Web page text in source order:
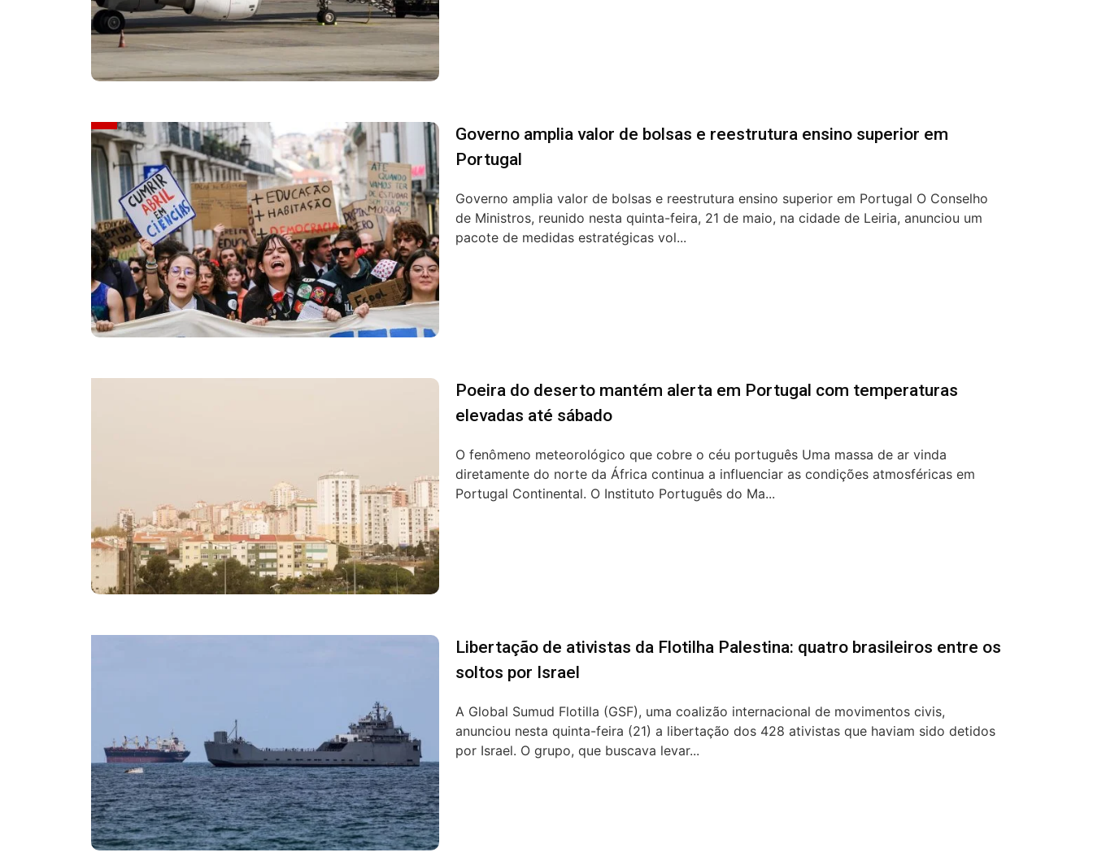
Governo amplia valor de bolsas e reestrutura ensino superior em
Portugal
Governo amplia valor de bolsas e reestrutura ensino superior em Portugal O Conselho
de Ministros, reunido nesta quinta-feira, 21 de maio, na cidade de Leiria, anunciou um
pacote de medidas estratégicas vol...
Poeira do deserto mantém alerta em Portugal com temperaturas
elevadas até sábado
O fenômeno meteorológico que cobre o céu português Uma massa de ar vinda
diretamente do norte da África continua a influenciar as condições atmosféricas em
Portugal Continental. O Instituto Português do Ma...
Libertação de ativistas da Flotilha Palestina: quatro brasileiros entre os
soltos por Israel
A Global Sumud Flotilla (GSF), uma coalizão internacional de movimentos civis,
anunciou nesta quinta-feira (21) a libertação dos 428 ativistas que haviam sido detidos
por Israel. O grupo, que buscava levar...